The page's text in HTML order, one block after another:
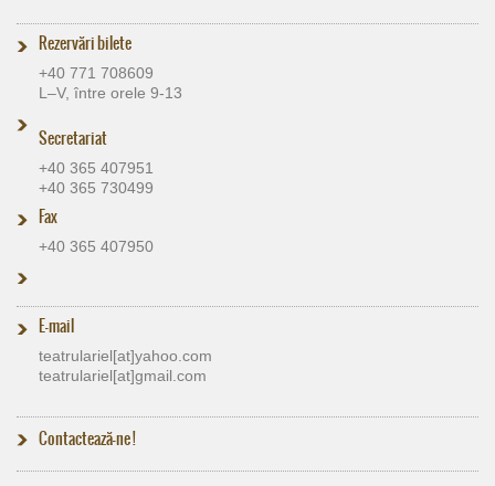
Rezervări bilete
+40 771 708609
L–V, între orele 9-13
Secretariat
+40 365 407951
+40 365 730499
Fax
+40 365 407950
E-mail
teatrulariel[at]​yahoo.com
teatrulariel[at]​gmail.com
Contactează-ne !